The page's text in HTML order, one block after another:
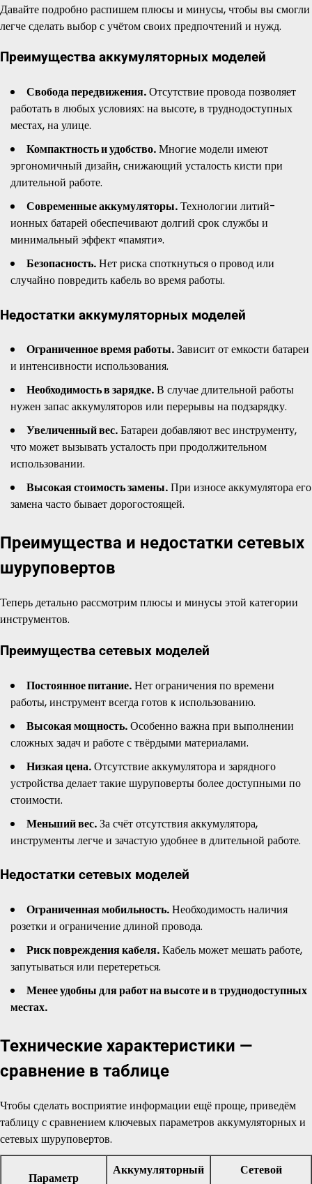
Давайте подробно распишем плюсы и минусы, чтобы вы смогли
легче сделать выбор с учётом своих предпочтений и нужд.
Преимущества аккумуляторных моделей
Свобода передвижения.Отсутствие провода позволяет
работать в любых условиях: на высоте, в труднодоступных
местах, на улице.
Компактность и удобство.Многие модели имеют
эргономичный дизайн, снижающий усталость кисти при
длительной работе.
Современные аккумуляторы.Технологии литий-
ионных батарей обеспечивают долгий срок службы и
минимальный эффект «памяти».
Безопасность.Нет риска споткнуться о провод или
случайно повредить кабель во время работы.
Недостатки аккумуляторных моделей
Ограниченное время работы.Зависит от емкости батареи
и интенсивности использования.
Необходимость в зарядке.В случае длительной работы
нужен запас аккумуляторов или перерывы на подзарядку.
Увеличенный вес.Батареи добавляют вес инструменту,
что может вызывать усталость при продолжительном
использовании.
Высокая стоимость замены.При износе аккумулятора его
замена часто бывает дорогостоящей.
Преимущества и недостатки сетевых
шуруповертов
Теперь детально рассмотрим плюсы и минусы этой категории
инструментов.
Преимущества сетевых моделей
Постоянное питание.Нет ограничения по времени
работы, инструмент всегда готов к использованию.
Высокая мощность.Особенно важна при выполнении
сложных задач и работе с твёрдыми материалами.
Низкая цена.Отсутствие аккумулятора и зарядного
устройства делает такие шуруповерты более доступными по
стоимости.
Меньший вес.За счёт отсутствия аккумулятора,
инструменты легче и зачастую удобнее в длительной работе.
Недостатки сетевых моделей
Ограниченная мобильность.Необходимость наличия
розетки и ограничение длиной провода.
Риск повреждения кабеля.Кабель может мешать работе,
запутываться или перетереться.
Менее удобны для работ на высоте и в труднодоступных
местах.
Технические характеристики —
сравнение в таблице
Чтобы сделать восприятие информации ещё проще, приведём
таблицу с сравнением ключевых параметров аккумуляторных и
сетевых шуруповертов.
Параметр
Аккумуляторный
Сетевой